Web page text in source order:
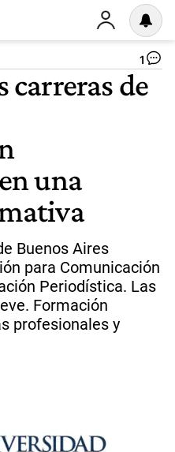
1
carreras de
una
Buenos Aires
para Comunicación
Periodística. Las
Formación
profesionales y